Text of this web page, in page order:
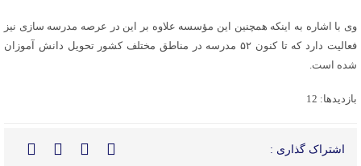
وی با اشاره به اینکه همچنین این مؤسسه علاوه بر این در عرصه مدرسه سازی نیز
فعالیت دارد که تا کنون ۵۲ مدرسه در مناطق مختلف کشور تحویل دانش آموزان
شده است.
بازدیدها: 12
اشتراک گذاری :